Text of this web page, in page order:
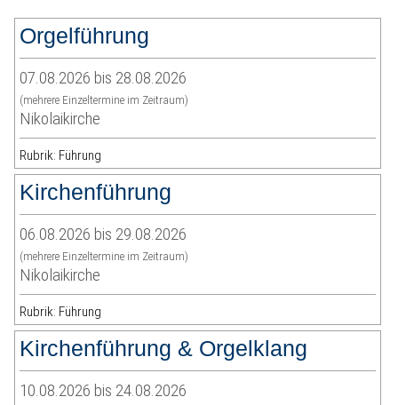
Orgelführung
07.08.2026 bis 28.08.2026
(mehrere Einzeltermine im Zeitraum)
Nikolaikirche
Rubrik: Führung
Kirchenführung
06.08.2026 bis 29.08.2026
(mehrere Einzeltermine im Zeitraum)
Nikolaikirche
Rubrik: Führung
Kirchenführung & Orgelklang
10.08.2026 bis 24.08.2026